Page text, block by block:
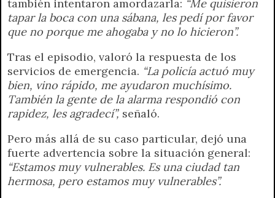
también intentaron amordazarla: “Me quisieron
tapar la boca con una sábana, les pedí por favor
que no porque me ahogaba y no lo hicieron”.
Tras el episodio, valoró la respuesta de los
servicios de emergencia. “La policía actuó muy
bien, vino rápido, me ayudaron muchísimo.
También la gente de la alarma respondió con
rapidez, les agradecí”, señaló.
Pero más allá de su caso particular, dejó una
fuerte advertencia sobre la situación general:
“Estamos muy vulnerables. Es una ciudad tan
hermosa, pero estamos muy vulnerables”.